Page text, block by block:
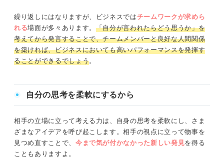
繰り返しにはなりますが、ビジネスではチームワークが求めら
れる場面が多々あります。 「自分が言われたらどう思うか」を
考えてから発言することで、チームメンバーと良好な人間関係
を築ければ、ビジネスにおいても高いパフォーマンスを発揮す
ることができるでしょう。
自分の思考を柔軟にするから
相手の立場に立って考える力は、自身の思考を柔軟にし、さま
ざまなアイデアを呼び起こします。相手の視点に立って物事を
見つめ直すことで、 今まで気が付かなかった新しい発見を得る
こともありますよ。